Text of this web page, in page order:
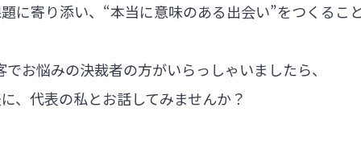
に寄り添い、“本当に意味のある出会い”をつくるこ
お悩みの決裁者の方がいらっしゃいましたら、
、代表の私とお話してみませんか？